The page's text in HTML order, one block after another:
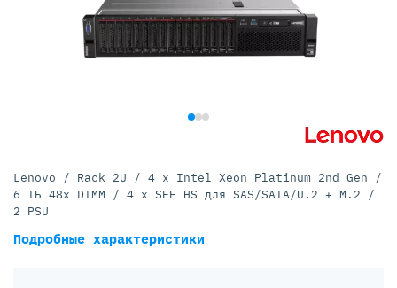
Lenovo / Rack 2U / 4 х Intel Xeon Platinum 2nd Gen /
6 ТБ 48x DIMM / 4 x SFF HS для SAS/SATA/U.2 + M.2 /
2 PSU
Подробные характеристики